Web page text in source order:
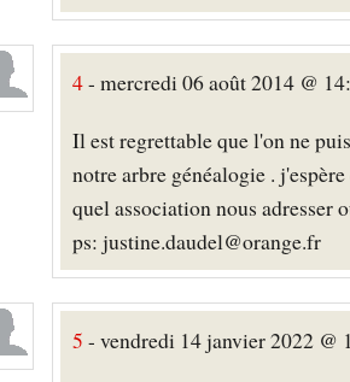
4- mercredi 06 août 2014 @
Il est regrettable que l'on ne
notre arbre généalogie .
quel association nous adresser
ps: justine.daudel@orange.fr
5 - vendredi 14 janvier 2022 @